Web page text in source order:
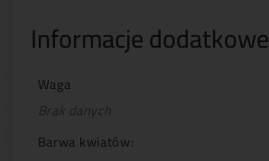
Informacje dodatkowe
Waga
Brak danych
Barwa kwiatów: